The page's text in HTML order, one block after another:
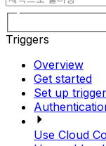
Triggers
Overview
Get started
Set up
Use Cloud